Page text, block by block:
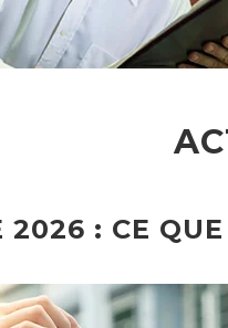
2026 : CE